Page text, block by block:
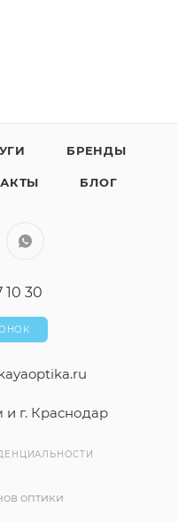
БРЕНДЫ
БЛОГ
10 30
г. Краснодар
оптики